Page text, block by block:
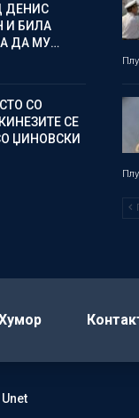
ДЕНИС
И БИЛА
ДА МУ…
СО
СЕ
ЏИНОВСКИ
Unet